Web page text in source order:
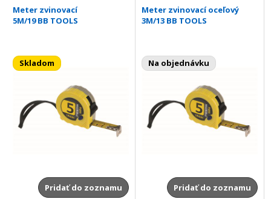
Meter zvinovací
5M/19 BB TOOLS
Skladom
Pridať do zoznamu
Meter zvinovací oceľový
3M/13 BB TOOLS
Na objednávku
Pridať do zoznamu